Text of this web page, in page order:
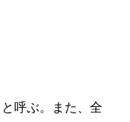
呼ぶ。また、全